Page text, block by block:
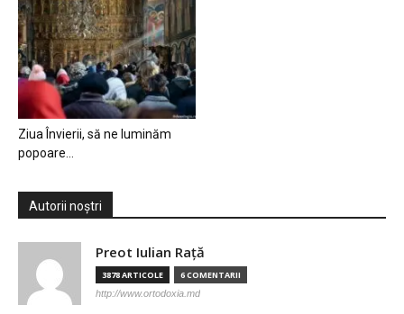
Ziua Învierii, să ne luminăm
popoare…
Autorii noștri
Preot Iulian Raţă
3878 ARTICOLE 6 COMENTARII
http://www.ortodoxia.md